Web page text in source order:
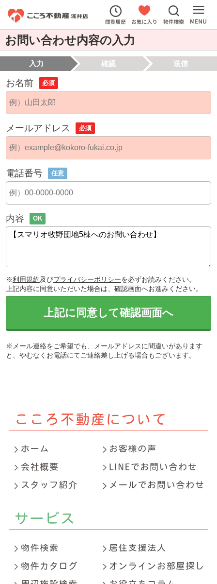
お問い合わせ内容の入力
入力 確認 送信
お名前 必須
メールアドレス 必須
電話番号 任意
内容 OK
※利用規約及びプライバシーポリシーを必ずお読みください。
上記内容に同意いただいた場合は、確認画面へお進みください。
上記に同意して確認画面へ
※メール連絡をご希望でも、メールアドレスに間違いがあります
と、やむなくお電話にてご連絡差し上げる場合もございます。